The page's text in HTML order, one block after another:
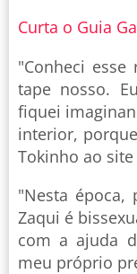
Curta o Guia
"Conheci
tape nosso.
fiquei
interior,
Tokinho ao site
"Nesta época,
Zaqui é
com a ajuda
meu próprio